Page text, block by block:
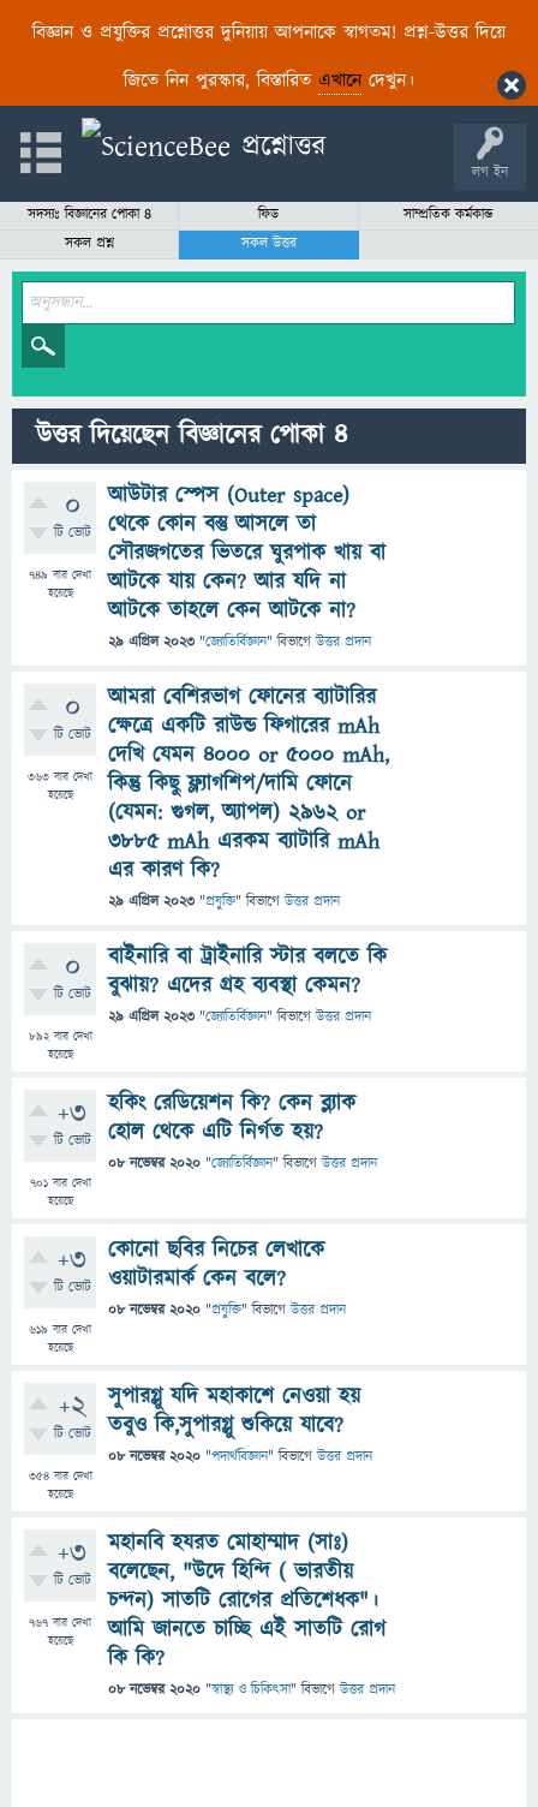
বিজ্ঞান ও প্রযুক্তির প্রশ্নোত্তর দুনিয়ায় আপনাকে স্বাগতম! প্রশ্ন-উত্তর দিয়ে
জিতে নিন পুরস্কার, বিস্তারিত এখানেদেখুন।
লগ ইন
সদস্যঃ বিজ্ঞানের পোকা ৪ ফিড
সাম্প্রতিক কর্মকান্ড
সকল প্রশ্ন
সকল উত্তর
উত্তর দিয়েছেন বিজ্ঞানের পোকা ৪
0
টি ভোট
749 বার দেখা
হয়েছে
আউটার স্পেস (Outer space)
থেকে কোন বস্তু আসলে তা
সৌরজগতের ভিতরে ঘুরপাক খায় বা
আটকে যায় কেন? আর যদি না
আটকে তাহলে কেন আটকে না?
29 এপ্রিল 2023 "জ্যোতির্বিজ্ঞান" বিভাগে উত্তর প্রদান
0
টি ভোট
363 বার দেখা
হয়েছে
আমরা বেশিরভাগ ফোনের ব্যাটারির
ক্ষেত্রে একটি রাউন্ড ফিগারের mAh
দেখি যেমন ৪০০০ or ৫০০০ mAh,
কিন্তু কিছু ফ্ল্যাগশিপ/দামি ফোনে
(যেমন: গুগল, অ্যাপল) 2962 or
৩৮৮৫ mAh এরকম ব্যাটারি mAh
এর কারণ কি?
29 এপ্রিল 2023 "প্রযুক্তি" বিভাগে উত্তর প্রদান
0
টি ভোট
892বার দেখা
হয়েছে
বাইনারি বা ট্রাইনারি স্টার বলতে কি
বুঝায়? এদের গ্রহ ব্যবস্থা কেমন?
29 এপ্রিল 2023 "জ্যোতির্বিজ্ঞান" বিভাগে উত্তর প্রদান
+3
টি ভোট
701বার দেখা
হয়েছে
হকিং রেডিয়েশন কি? কেন ব্ল্যাক
হোল থেকে এটি নির্গত হয়?
08 নভেম্বর 2020 "জ্যোতির্বিজ্ঞান" বিভাগে উত্তর প্রদান
+3
টি ভোট
619 বার দেখা
হয়েছে
কোনো ছবির নিচের লেখাকে
ওয়াটারমার্ক কেন বলে?
08 নভেম্বর 2020 "প্রযুক্তি" বিভাগে উত্তর প্রদান
+2
টি ভোট
354বার দেখা
হয়েছে
সুপারগ্লু যদি মহাকাশে নেওয়া হয়
তবুও কি,সুপারগ্লু শুকিয়ে যাবে?
08 নভেম্বর 2020 "পদার্থবিজ্ঞান" বিভাগে উত্তর প্রদান
+3
টি ভোট
767 বার দেখা
হয়েছে
মহানবি হযরত মোহাম্মাদ (সাঃ)
বলেছেন, "উদে হিন্দি ( ভারতীয়
চন্দন) সাতটি রোগের প্রতিশেধক"।
আমি জানতে চাচ্ছি এই সাতটি রোগ
কি কি?
08 নভেম্বর 2020 "স্বাস্থ্য ও চিকিৎসা" বিভাগে উত্তর প্রদান